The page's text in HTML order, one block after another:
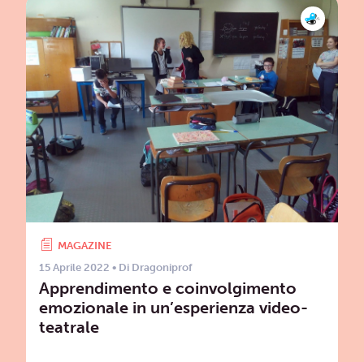
MAGAZINE
15 Aprile 2022 • Di Dragoniprof
Apprendimento e coinvolgimento
emozionale in un’esperienza video-
teatrale